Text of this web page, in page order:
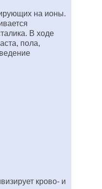
на ионы.
В ходе
пола,
крово- и